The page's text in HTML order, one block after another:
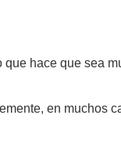
hace que sea
en muchos